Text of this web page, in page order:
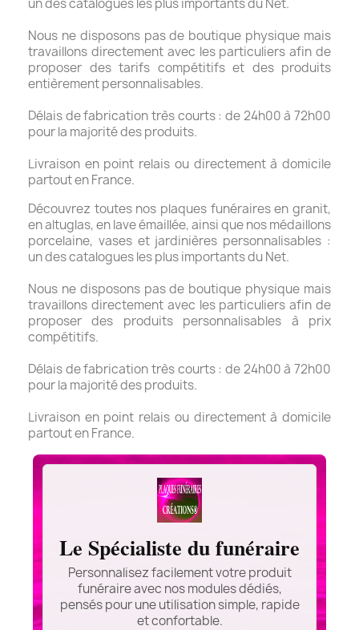
Nous ne disposons pas de boutique physique mais
travaillons directement avec les particuliers afin de
proposer des tarifs compétitifs et des produits
entièrement personnalisables.
Délais de fabrication très courts : de 24h00 à 72h00
pour la majorité des produits.
Livraison en point relais ou directement à domicile
partout en France.
Découvrez toutes nos plaques funéraires en granit,
en altuglas, en lave émaillée, ainsi que nos médaillons
porcelaine, vases et jardinières personnalisables :
un des catalogues les plus importants du Net.
Nous ne disposons pas de boutique physique mais
travaillons directement avec les particuliers afin de
proposer des produits personnalisables à prix
compétitifs.
Délais de fabrication très courts : de 24h00 à 72h00
pour la majorité des produits.
Livraison en point relais ou directement à domicile
partout en France.
Le Spécialiste du funéraire
Personnalisez facilement votre produit
funéraire avec nos modules dédiés,
pensés pour une utilisation simple, rapide
et confortable.